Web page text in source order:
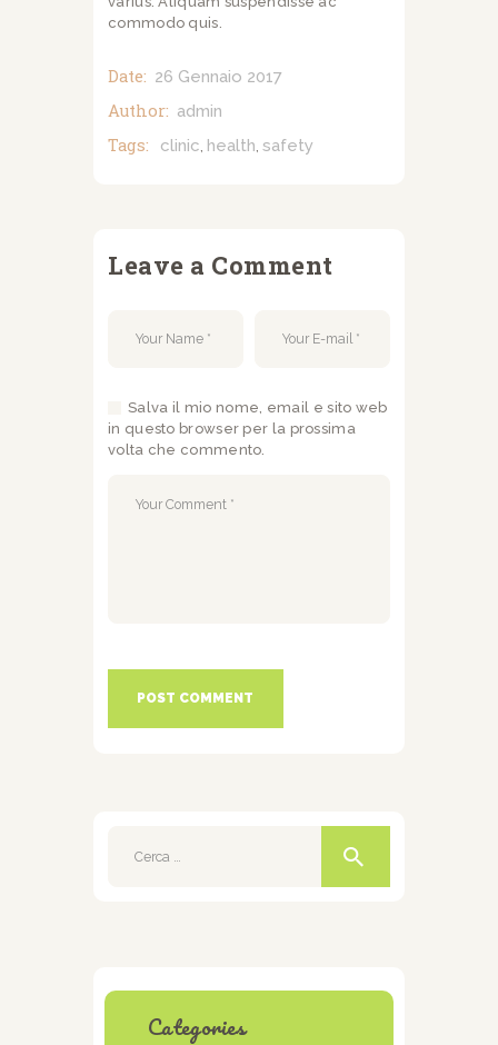
commodo quis.
Date: 26 Gennaio 2017
Author: admin
Tags: clinic health safety
Leave a Comment
Salva il mio nome, email e sito web
in questo browser per la prossima
volta che commento.
per:
Categories